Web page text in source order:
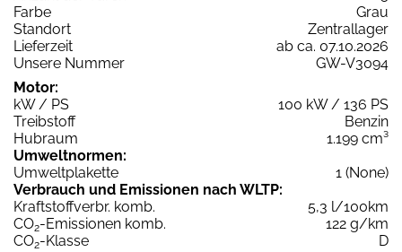
Farbe
Grau
Standort
Zentrallager
Lieferzeit
ab ca. 07.10.2026
Unsere Nummer
GW-V3094
Motor:
kW / PS
100 kW / 136 PS
Treibstoff
Benzin
Hubraum
1.199 cm³
Umweltnormen:
Umweltplakette
1 (None)
Verbrauch und Emissionen nach WLTP:
Kraftstoffverbr. komb.
5,3 l/100km
CO2-Emissionen komb.
122 g/km
CO2-Klasse
D